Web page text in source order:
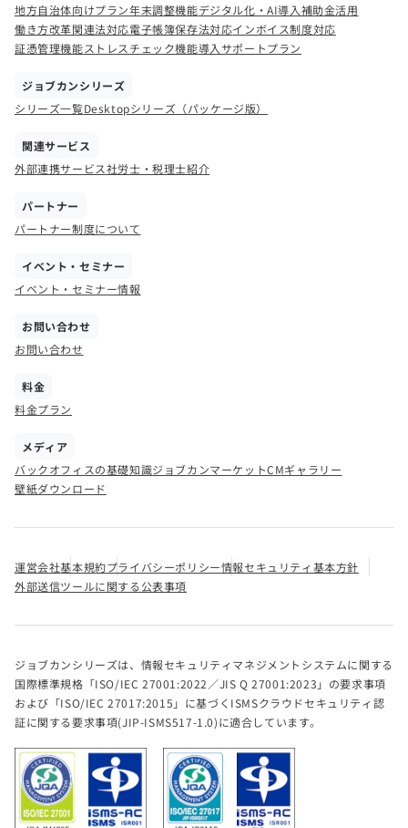
地方自治体向けプラン年末調整機能デジタル化・AI導入補助金活用
働き方改革関連法対応電子帳簿保存法対応インボイス制度対応
証憑管理機能ストレスチェック機能導入サポートプラン
ジョブカンシリーズ
シリーズ一覧Desktopシリーズ（パッケージ版）
関連サービス
外部連携サービス社労士・税理士紹介
パートナー
パートナー制度について
イベント・セミナー
イベント・セミナー情報
お問い合わせ
お問い合わせ
料金
料金プラン
メディア
バックオフィスの基礎知識ジョブカンマーケットCMギャラリー
壁紙ダウンロード
運営会社基本規約プライバシーポリシー情報セキュリティ基本方針
外部送信ツールに関する公表事項
ジョブカンシリーズは、情報セキュリティマネジメントシステムに関する
国際標準規格「ISO/IEC 27001:2022／JIS Q 27001:2023」の要求事項
および「ISO/IEC 27017:2015」に基づくISMSクラウドセキュリティ認
証に関する要求事項(JIP-ISMS517-1.0)に適合しています。